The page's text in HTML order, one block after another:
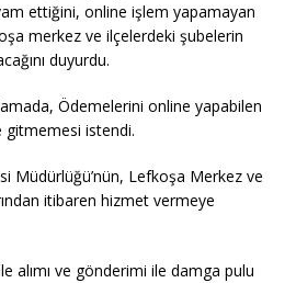
ettiğini, online işlem yapamayan
merkez ve ilçelerdeki şubelerin
duyurdu.
Ödemelerini online yapabilen
gitmemesi istendi.
Müdürlüğü’nün, Lefkoşa Merkez ve
itibaren hizmet vermeye
alımı ve gönderimi ile damga pulu